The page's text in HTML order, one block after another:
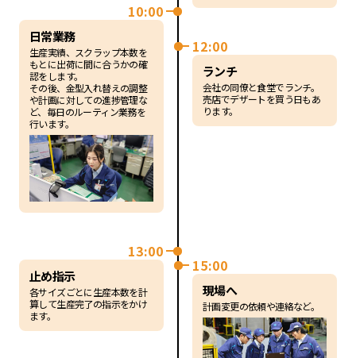
10:00
日常業務
生産実績、スクラップ本数を
もとに出荷に間に合うかの確
認をします。
その後、金型入れ替えの調整
や計画に対しての進捗管理な
ど、毎日のルーティン業務を
行います。
13:00
止め指示
各サイズごとに生産本数を計
算して生産完了の指示をかけ
ます。
12:00
ランチ
会社の同僚と食堂でランチ。
売店でデザートを買う日もあ
ります。
15:00
現場へ
計画変更の依頼や連絡など。